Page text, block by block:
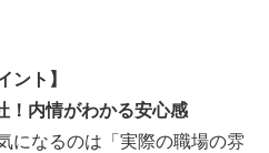
ント】
内情がわかる安心感
になるのは「実際の職場の雰